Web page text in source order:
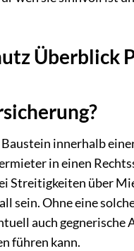
Überblick
innerhalb
in einen
Streitigkeiten über
sein. Ohne eine
auch gegnerische
führen kann.